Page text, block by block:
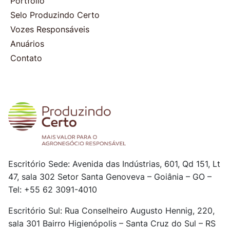
Selo Produzindo Certo
Vozes Responsáveis
Anuários
Contato
Escritório Sede: Avenida das Indústrias, 601, Qd 151, Lt
47, sala 302 Setor Santa Genoveva – Goiânia – GO –
Tel: +55 62 3091-4010
Escritório Sul: Rua Conselheiro Augusto Hennig, 220,
sala 301 Bairro Higienópolis – Santa Cruz do Sul – RS